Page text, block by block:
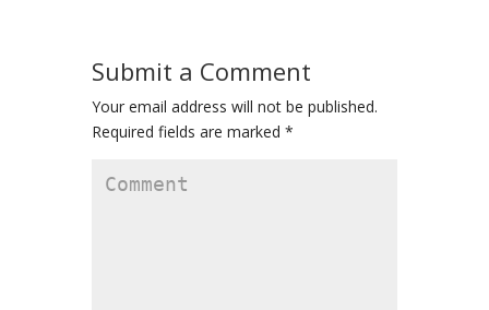
Submit a Comment
Your email address will not be published.
Required fields are marked *